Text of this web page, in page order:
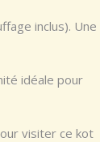
inclus). Une
idéale pour
visiter ce kot